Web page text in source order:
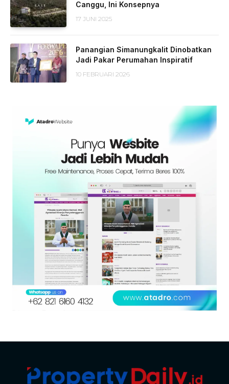
Canggu, Ini Konsepnya
17 JUNI 2025
Panangian Simanungkalit Dinobatkan
Jadi Pakar Perumahan Inspiratif
10 FEBRUARI 2026